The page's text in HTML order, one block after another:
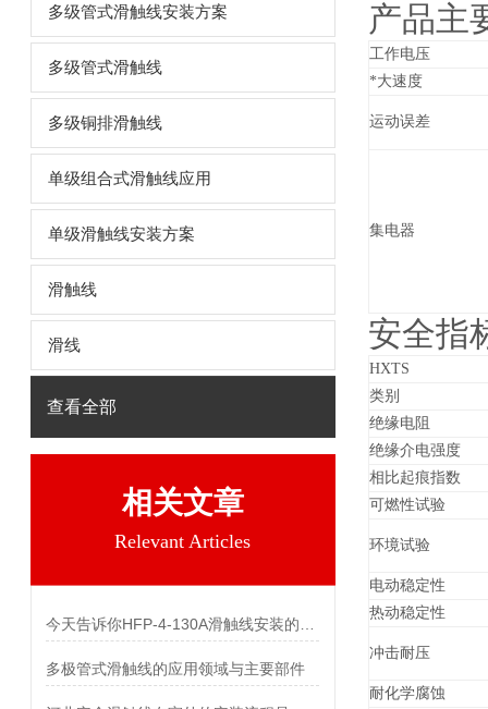
多级管式滑触线安装方案
多级管式滑触线
多级铜排滑触线
单级组合式滑触线应用
单级滑触线安装方案
滑触线
滑线
查看全部
相关文章
Relevant Articles
多极管式滑触线的应用领域与主要部件
产品主
工作电压
*大速度
运动误差
集电器
安全指
HXTS
类别
绝缘电阻
绝缘介电强度
相比起痕指数
可燃性试验
环境试验
电动稳定性
热动稳定性
冲击耐压
耐化学腐蚀